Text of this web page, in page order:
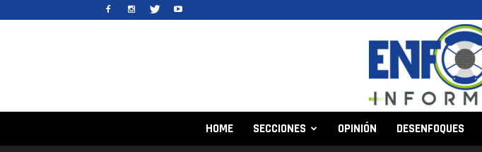
HOME SECCIONES OPINIÓN DESENFOQUES